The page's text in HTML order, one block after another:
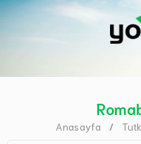
Anasayfa